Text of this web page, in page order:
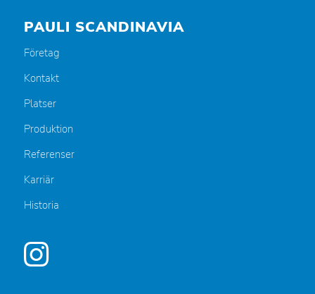
PAULI SCANDINAVIA
Företag
Kontakt
Platser
Produktion
Referenser
Karriär
Historia